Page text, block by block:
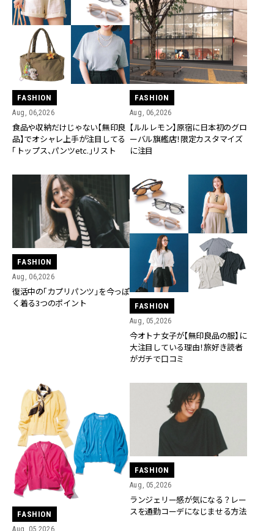
FASHION
Aug, 06,2026
食品や収納だけじゃない【無印良
品】でオシャレ上手が注目してる
「トップス、パンツetc.」リスト
FASHION
Aug, 06,2026
【ルルレモン】原宿に日本初のグロ
ーバル旗艦店！限定カスタマイズ
に注目
FASHION
Aug, 06,2026
復活中の「カプリパンツ」を今っぽ
く着る3つのポイント
FASHION
Aug, 05,2026
今オトナ女子が【無印良品の服】に
大注目している理由！旅好き読者
がガチで口コミ
FASHION
Aug, 05,2026
FASHION
Aug, 05,2026
ランジェリー感が気になる？レー
スを通勤コーデになじませる方法